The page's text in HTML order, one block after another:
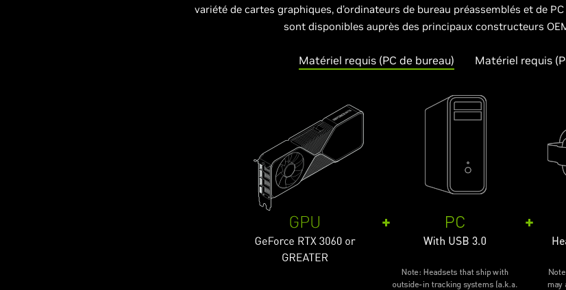
variété de cartes graphiques, d’ordinateurs de bureau préassemblés et de
sont disponibles auprès des principaux constructeurs
Matériel requis (PC de bureau) Matériel requis